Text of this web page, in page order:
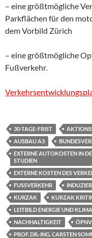
– eine größtmögliche
Parkflächen für den
dem Vorbild Zürich
– eine größtmögliche
Fußverkehr.
30-TAGE-FRIST
AUSBAU A3
EXTERNE AUTOKOSTEN IN
STUDIEN
EXTERNE KOSTEN DES
FUSSVERKEHR
KURZAK
KURZAK
LEITBILD ENERGIE UND
NACHHALTIGKEIT
ÖPNV
PROF. DR.-ING. CARSTEN